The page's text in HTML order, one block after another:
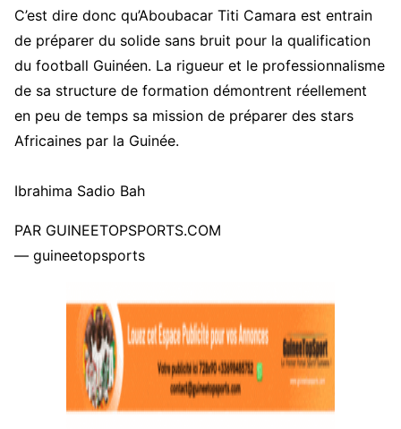
C’est dire donc qu’Aboubacar Titi Camara est entrain
de préparer du solide sans bruit pour la qualification
du football Guinéen. La rigueur et le professionnalisme
de sa structure de formation démontrent réellement
en peu de temps sa mission de préparer des stars
Africaines par la Guinée.
Ibrahima Sadio Bah
PAR GUINEETOPSPORTS.COM
— guineetopsports